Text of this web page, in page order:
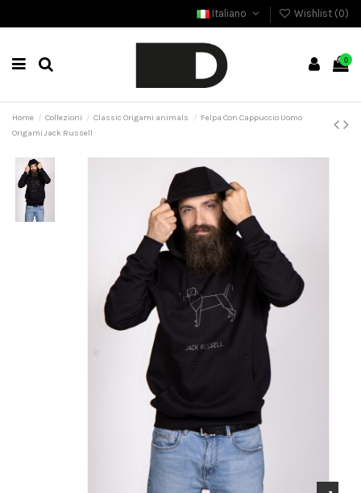
Italiano Wishlist (0)
0
Home Collezioni Classic Origami animals
Felpa Con Cappuccio Uomo
Origami Jack Russell